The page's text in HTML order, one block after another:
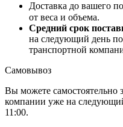
Доставка до вашего
от веса и объема.
Средний срок
на следующий день
транспортной
Самовывоз
Вы можете самостоятельно
компании уже на
11:00.